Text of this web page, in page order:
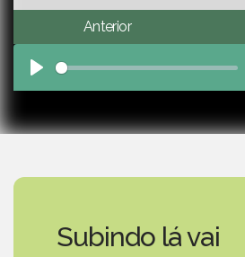
Anterior
Play
Subindo lá vai